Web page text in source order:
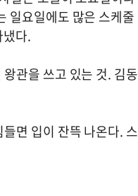
일요일에도 많은 스케줄
다.
관을 쓰고 있는 것. 김동
면 입이 잔뜩 나온다. 스